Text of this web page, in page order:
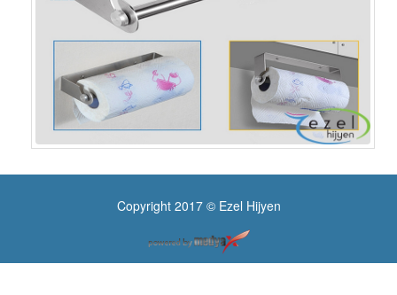
Copyright 2017 © Ezel Hijyen